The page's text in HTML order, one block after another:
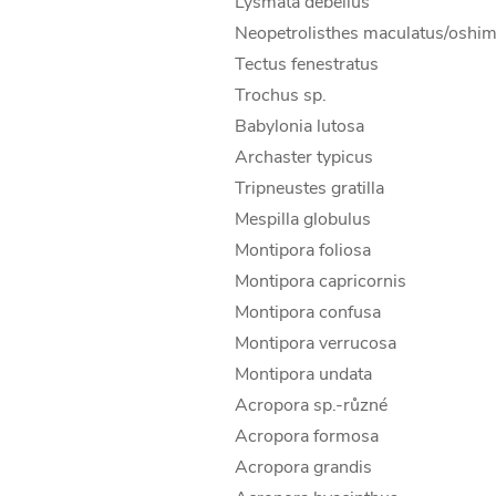
Neopetrolisthes maculatus/
Tectus fenestratus
Trochus sp.
Babylonia lutosa
Archaster typicus
Tripneustes gratilla
Mespilla globulus
Montipora foliosa
Montipora capricornis
Montipora confusa
Montipora verrucosa
Montipora undata
Acropora sp.-různé
Acropora formosa
Acropora grandis